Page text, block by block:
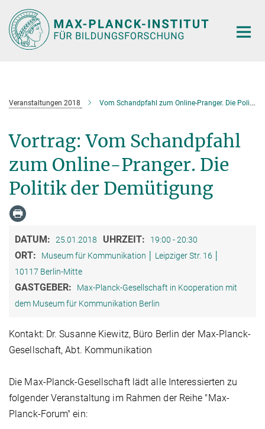
Hauptinhalt
Veranstaltungen 2018 Vom Schandpfahl zum Online-Pranger. Die Politik der Demütigung
Vortrag: Vom Schandpfahl
zum Online-Pranger. Die
Politik der Demütigung
DATUM: 25.01.2018 UHRZEIT: 19:00 - 20:30
ORT:
Museum für Kommunikation │ Leipziger Str. 16 │
10117 Berlin-Mitte
GASTGEBER:
Max-Planck-Gesellschaft in Kooperation mit
dem Museum für Kommunikation Berlin
Kontakt: Dr. Susanne Kiewitz, Büro Berlin der Max-Planck-
Gesellschaft, Abt. Kommunikation
Die Max-Planck-Gesellschaft lädt alle Interessierten zu
folgender Veranstaltung im Rahmen der Reihe "Max-
Planck-Forum" ein: